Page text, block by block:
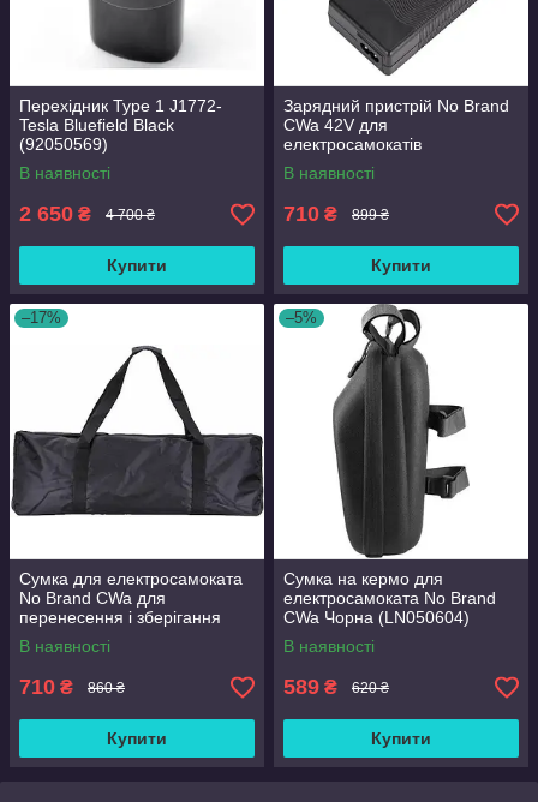
Перехідник Type 1 J1772-
Tesla Bluefield Black
(92050569)
В наявності
2 650 ₴ 4 700 ₴
Купити
Зарядний пристрій No Brand
CWa 42V для
електросамокатів
(L13050572) Black
В наявності
710 ₴ 899 ₴
Купити
–17%
Сумка для електросамоката
No Brand CWa для
перенесення і зберігання
(L15050571) Black
В наявності
710 ₴ 860 ₴
Купити
–5%
Сумка на кермо для
електросамоката No Brand
CWa Чорна (LN050604)
В наявності
589 ₴ 620 ₴
Купити